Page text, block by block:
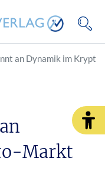
an Dynamik im
Markt